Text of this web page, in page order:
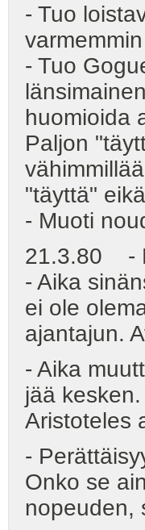
- Tuo
- Tuo
huomioida
Paljon
"täyttä"
- Muoti
21.3.80 -
- Aika
ei ole
ajantajun.
- Aika
jää kesken.
Aristoteles
-
Onko se
nopeuden,